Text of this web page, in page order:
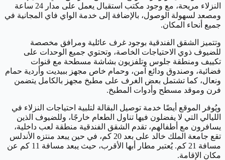
النزلاء مريحة، مع وجود مكتب استقبال يعمل على مدار 24 ساعة
ومصعد لسهولة الوصول، بالإضافة إلى خدمة الواي فاي المجانية في
جميع أنحاء المكان.
وتتميز الشقق الفندقية بوجود غرف عائلية ومرافق مخصصة
للضيوف ذوي الاحتياجات الخاصة، وتحتوي جميع الوحدات على
تكييف ومنطقة جلوس وتلفزيون بشاشة مسطحة مع قنوات
فضائية، وصندوق ودائع آمن، وحمام خاص مجهز ببيديت وأردية حمام
ونعال، كما تشتمل بعض الغرف على مطبخ مجهز بالكامل يتضمن
فرن وموقد مسطح وأدوات المطبخ.
ويُوفر الموقع أيضًا خدمة توصيل البقالة لتلبية احتياجات النزلاء في
الليالي التي لا يفضلون فيها تناول الطعام خارجًا، وللضيوف الذين
يسافرون مع أطفالهم، تقدم الشقق الفندقية منطقة لعب داخلية،
تقع جامعة الملك خالد على بعد 20 كم، في حين يبعد منتزه الأندلس
مسافة 21 كم. يُعتبر مطار أبها الأقرب، حيث يبعد مسافة 11 كم عن
مكان الإقامة.